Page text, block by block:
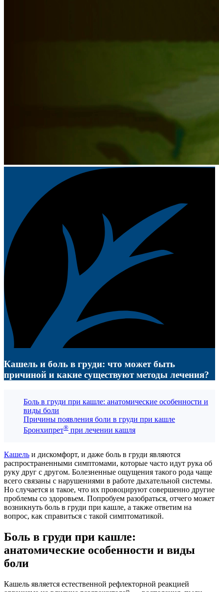
Кашель и боль в груди: что может быть
причиной и какие существуют методы лечения?
Боль в груди при кашле: анатомические особенности и
виды боли
Причины появления боли в груди при кашле
Бронхипрет® при лечении кашля
Кашель и дискомфорт, и даже боль в груди являются
распространенными симптомами, которые часто идут рука об
руку друг с другом. Болезненные ощущения такого рода чаще
всего связаны с нарушениями в работе дыхательной системы.
Но случается и такое, что их провоцируют совершенно другие
проблемы со здоровьем. Попробуем разобраться, отчего может
возникнуть боль в груди при кашле, а также ответим на
вопрос, как справиться с такой симптоматикой.
Боль в груди при кашле:
анатомические особенности и виды
боли
Кашель является естественной рефлекторной реакцией